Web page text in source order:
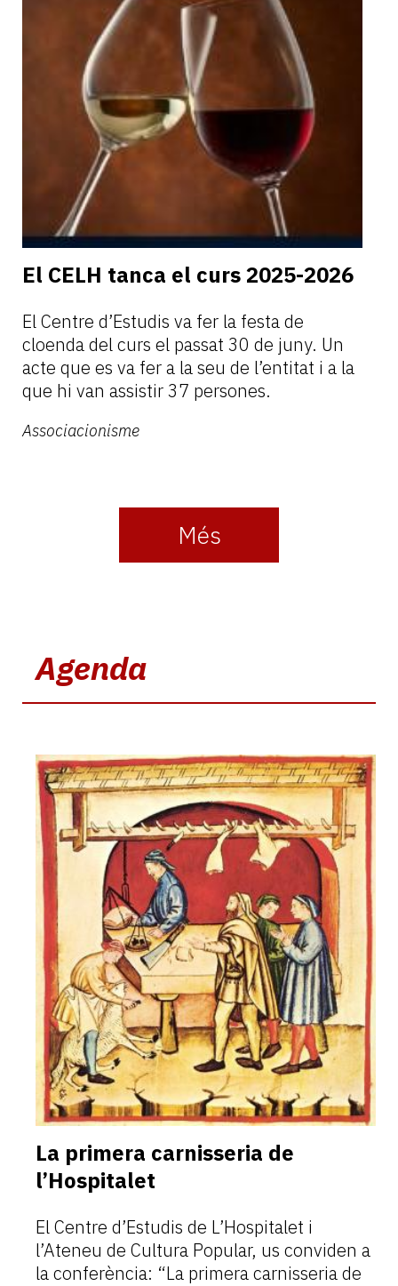
El CELH tanca el curs 2025-2026
El Centre d’Estudis va fer la festa de
cloenda del curs el passat 30 de juny. Un
acte que es va fer a la seu de l’entitat i a la
que hi van assistir 37 persones.
Associacionisme
Més
Agenda
La primera carnisseria de
l’Hospitalet
El Centre d’Estudis de L’Hospitalet i
l’Ateneu de Cultura Popular, us conviden a
la conferència: “La primera carnisseria de